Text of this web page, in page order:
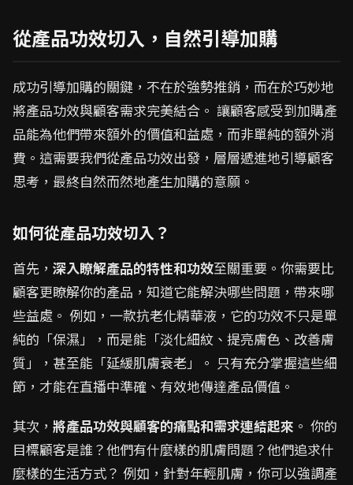
從產品功效切入，自然引導加購
成功引導加購的關鍵，不在於強勢推銷，而在於巧妙地
將產品功效與顧客需求完美結合。 讓顧客感受到加購產
品能為他們帶來額外的價值和益處，而非單純的額外消
費。這需要我們從產品功效出發，層層遞進地引導顧客
思考，最終自然而然地產生加購的意願。
如何從產品功效切入？
首先， 深入瞭解產品的特性和功效至關重要。你需要比
顧客更瞭解你的產品，知道它能解決哪些問題，帶來哪
些益處。 例如，一款抗老化精華液，它的功效不只是單
純的「保濕」，而是能「淡化細紋、提亮膚色、改善膚
質」，甚至能「延緩肌膚衰老」。 只有充分掌握這些細
節，才能在直播中準確、有效地傳達產品價值。
其次， 將產品功效與顧客的痛點和需求連結起來 。 你的
目標顧客是誰？他們有什麼樣的肌膚問題？他們追求什
麼樣的生活方式？ 例如，針對年輕肌膚，你可以強調產